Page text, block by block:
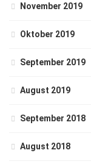
November 2019
Oktober 2019
September 2019
August 2019
September 2018
August 2018